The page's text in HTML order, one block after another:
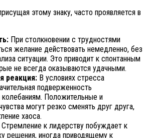
этому знаку, часто проявляется в
При столкновении с трудностями
желание действовать немедленно, без
ситуации. Это приводит к спонтанным
не всегда оказываются удачными.
реакция: В условиях стресса
подверженность
Положительные и
могут резко сменять друг друга,
хаоса.
Стремление к лидерству побуждает к
решения, иногда приводящему к